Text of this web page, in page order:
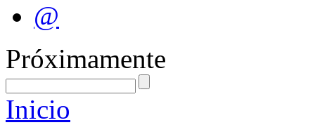
@
Próximamente
Inicio